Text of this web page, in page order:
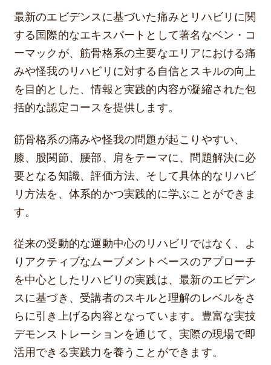
最新のエビデンスに基づいた痛みとリハビリに関
する国際的なエキスパートとして著名なベン・コ
ーマックが、筋骨格系の主要なエリアにおける痛
みや怪我のリハビリに対する自信とスキルの向上
を目的とした、情報と実践的内容が凝縮された包
括的な認定コースを提供します。
筋骨格系の痛みや怪我の問題が起こりやすい、
膝、股関節、腰部、肩をテーマに、問題解決に必
要となる知識、評価方法、そして具体的なリハビ
リ方法を、体系的かつ実践的に学ぶことができま
す。
従来の受動的な運動中心のリハビリではなく、よ
りアクティブなムーブメントベースのアプローチ
を中心としたリハビリの実践は、最新のエビデン
スに基づき、受講者のスキルと理解のレベルをさ
らに引き上げる内容となっています。豊富な実技
デモンストレーションを通じて、実際の現場で即
活用できる実践力を養うことができます。